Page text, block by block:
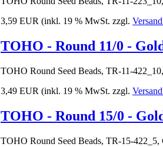
3,59 EUR (inkl. 19 % MwSt. zzgl.
TOHO - Round 11/0 -
TOHO Round Seed Beads, TR-11-
3,49 EUR (inkl. 19 % MwSt. zzgl.
TOHO - Round 15/0 -
TOHO Round Seed Beads, TR-15-422_5,